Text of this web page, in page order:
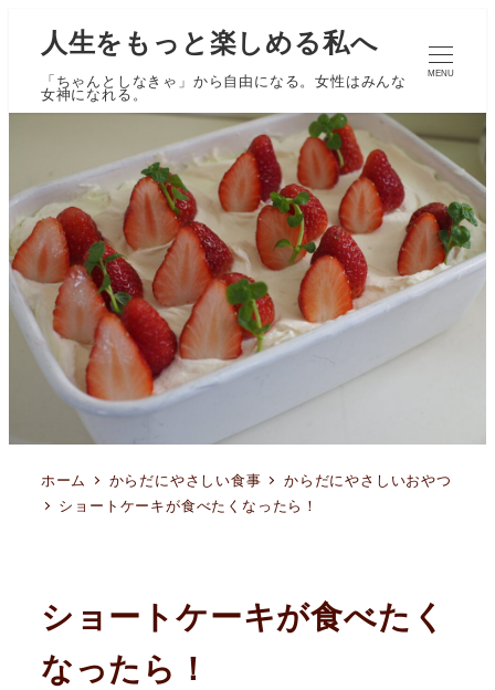
人生をもっと楽しめる私へ
「ちゃんとしなきゃ」から自由になる。女性はみんな
女神になれる。
MENU
ホーム からだにやさしい食事
からだにやさしいおやつ
ショートケーキが食べたくなったら！
ショートケーキが食べたく
なったら！